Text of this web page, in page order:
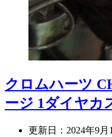
クロムハーツ
ージ 1ダイヤカ
更新日： 2024年9月